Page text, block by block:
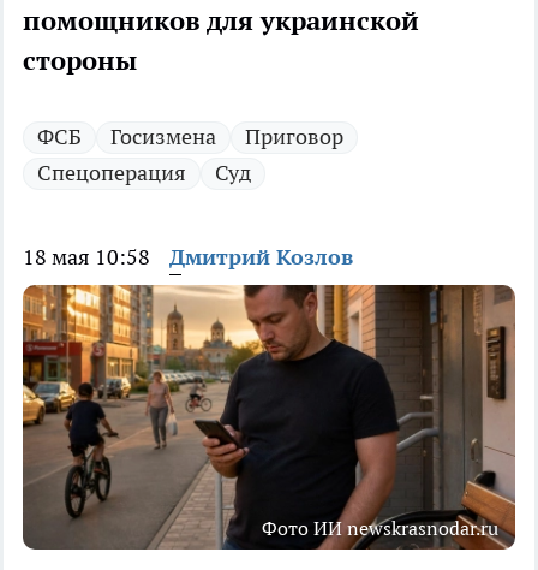
помощников для украинской
стороны
ФСБ Госизмена
Приговор
Спецоперация
Суд
18 мая 10:58 Дмитрий Козлов
Фото ИИ newskrasnodar.ru